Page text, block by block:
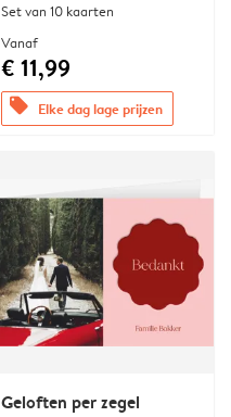
Set van 10 kaarten
Vanaf
€ 11,99
offers Elke dag lage prijzen
Geloften per zegel